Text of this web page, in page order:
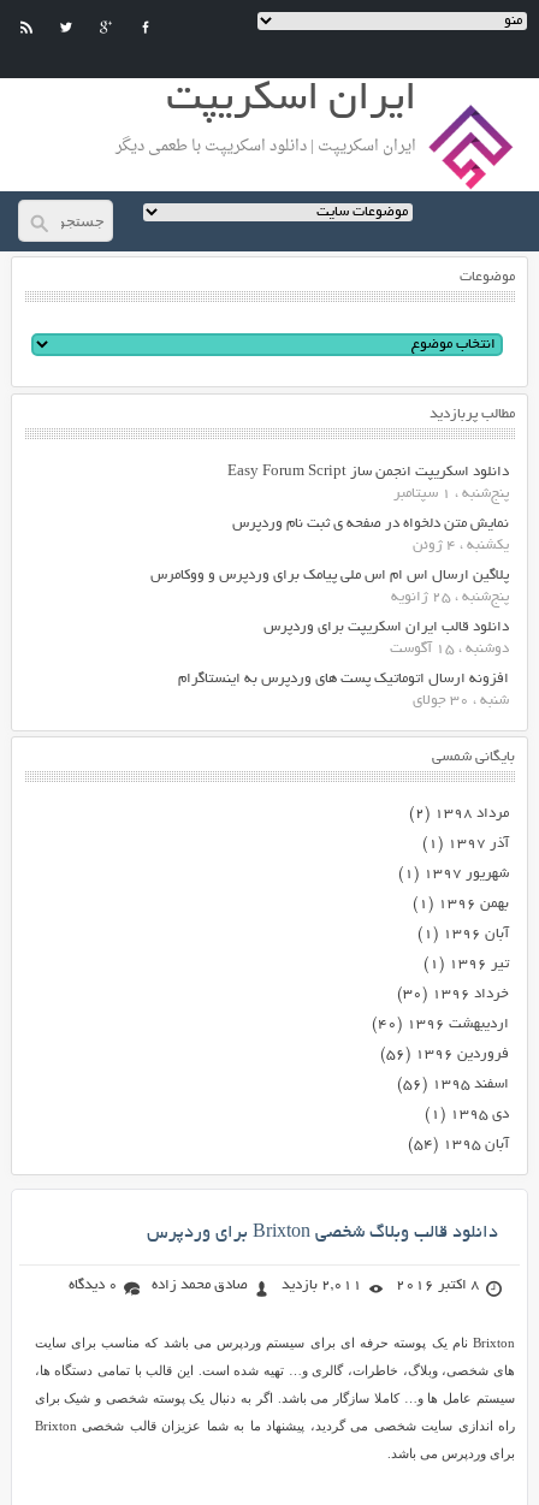
ایران اسکریپت
ایران اسکریپت | دانلود اسکریپت با طعمی دیگر
موضوعات
مطالب پربازدید
دانلود اسکریپت انجمن ساز Easy Forum Script
پنج‌شنبه ، 1 سپتامبر
نمایش متن دلخواه در صفحه ی ثبت نام وردپرس
یکشنبه ، 4 ژوئن
پلاگین ارسال اس ام اس ملی پیامک برای وردپرس و ووکامرس
پنج‌شنبه ، 25 ژانویه
دانلود قالب ایران اسکریپت برای وردپرس
دوشنبه ، 15 آگوست
افزونه ارسال اتوماتیک پست های وردپرس به اینستاگرام
شنبه ، 30 جولای
بایگانی شمسی
مرداد ۱۳۹۸
(۲)
آذر ۱۳۹۷
(۱)
شهریور ۱۳۹۷
(۱)
بهمن ۱۳۹۶
(۱)
آبان ۱۳۹۶
(۱)
تیر ۱۳۹۶
(۱)
خرداد ۱۳۹۶
(۳۰)
اردیبهشت ۱۳۹۶
(۴۰)
فروردین ۱۳۹۶
(۵۶)
اسفند ۱۳۹۵
(۵۶)
دی ۱۳۹۵
(۱)
آبان ۱۳۹۵
(۵۴)
دانلود قالب وبلاگ شخصی Brixton برای وردپرس
8 اکتبر 2016 2,011 بازدید صادق محمد زاده 0 دیدگاه
Brixton نام یک پوسته حرفه ای برای سیستم وردپرس می باشد که مناسب برای سایت
های شخصی، وبلاگ، خاطرات، گالری و… تهیه شده است. این قالب با تمامی دستگاه ها،
سیستم عامل ها و… کاملا سازگار می باشد. اگر به دنبال یک پوسته شخصی و شیک برای
راه اندازی سایت شخصی می گردید، پیشنهاد ما به شما عزیزان قالب شخصی Brixton
برای وردپرس می باشد.